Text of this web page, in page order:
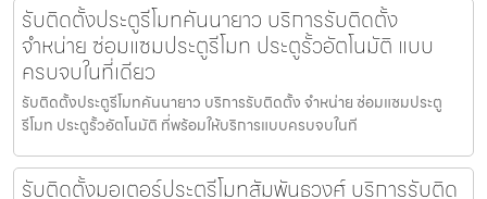
รับติดตั้งประตูรีโมทคันนายาว บริการรับติดตั้ง
จำหน่าย ซ่อมแซมประตูรีโมท ประตูรั้วอัตโนมัติ แบบ
ครบจบในที่เดียว
รับติดตั้งประตูรีโมทคันนายาว บริการรับติดตั้ง จำหน่าย ซ่อมแซมประตู
รีโมท ประตูรั้วอัตโนมัติ ที่พร้อมให้บริการแบบครบจบในที
รับติดตั้งมอเตอร์ประตูรีโมทสัมพันธวงศ์ บริการรับติด